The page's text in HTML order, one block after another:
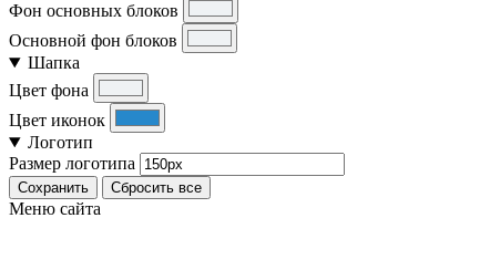
Фон основных блоков
Основной фон блоков
Шапка
Цвет фона
Цвет иконок
Логотип
Размер логотипа
Сохранить Сбросить все
Меню сайта